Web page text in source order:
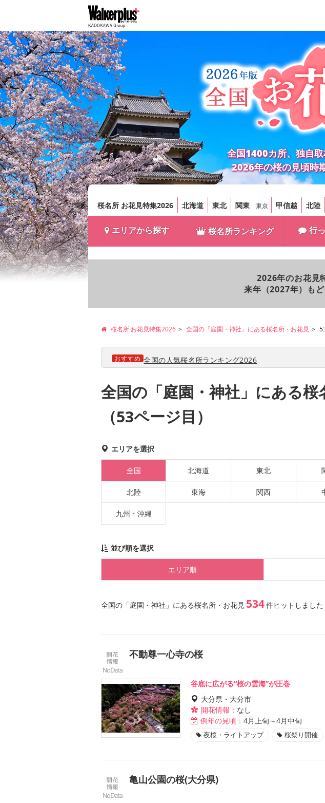
全国1400カ所、独自取
2026年の桜の見頃時
桜名所 お花見特集2026 北海道 東北 関東 東京 甲信越 北陸
エリアから探す 桜名所ランキング 行
2026年のお花見
来年（2027年）も
桜名所 お花見特集2026 全国の「庭園・神社」にある桜名所・お花見
おすすめ 全国の人気桜名所ランキング2026
全国の「庭園・神社」にある桜
（53ページ目）
エリアを選択
全国 北海道 東北
北陸 東海 関西
九州・沖縄
並び順を選択
エリア順
全国の「庭園・神社」にある桜名所・お花見 534件ヒットしました
不動尊一心寺の桜
谷底に広がる“桜の雲海”が圧巻
大分県・大分市
開花情報： なし
例年の見頃： 4月上旬～4月中旬
夜桜・ライトアップ 桜祭り開催
亀山公園の桜(大分県)